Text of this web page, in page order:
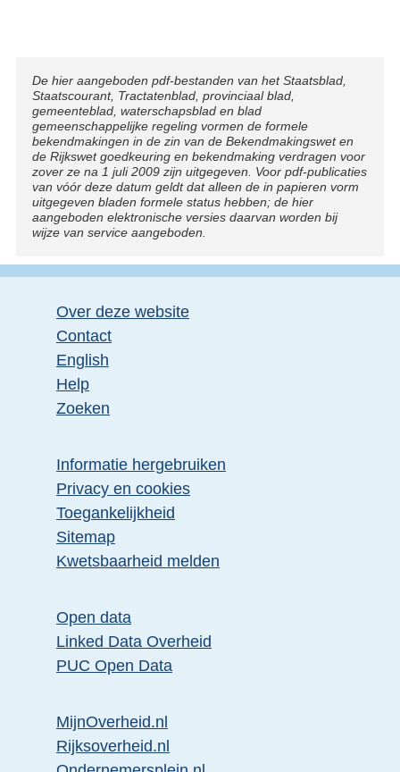
Disclaimer
De hier aangeboden pdf-bestanden van het Staatsblad,
Staatscourant, Tractatenblad, provinciaal blad,
gemeenteblad, waterschapsblad en blad
gemeenschappelijke regeling vormen de formele
bekendmakingen in de zin van de Bekendmakingswet en
de Rijkswet goedkeuring en bekendmaking verdragen voor
zover ze na 1 juli 2009 zijn uitgegeven. Voor pdf-publicaties
van vóór deze datum geldt dat alleen de in papieren vorm
uitgegeven bladen formele status hebben; de hier
aangeboden elektronische versies daarvan worden bij
wijze van service aangeboden.
Over deze website
Contact
English
Help
Zoeken
Informatie hergebruiken
Privacy en cookies
Toegankelijkheid
Sitemap
E
t
e
r
l
i
Kwetsbaarheid melden
Open data
Linked Data Overheid
PUC Open Data
MijnOverheid.nl
E
Rijksoverheid.nl